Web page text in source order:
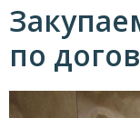
здесь
по